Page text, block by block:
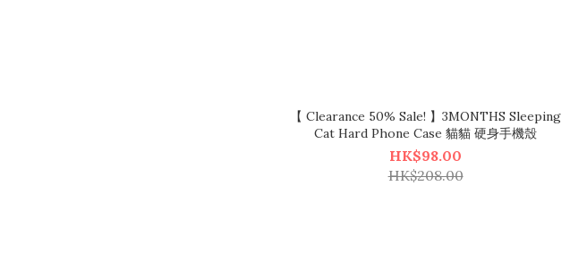
【 Clearance 50% Sale! 】3MONTHS Sleeping
Cat Hard Phone Case 貓貓 硬身手機殼
HK$98.00
HK$208.00